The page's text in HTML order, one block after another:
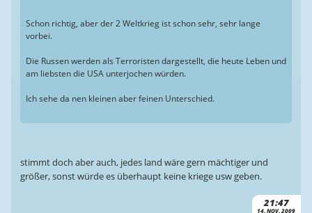
21:47
14. NOV. 2009
Schon richtig, aber der 2 Weltkrieg ist schon sehr, sehr lange
vorbei.
Die Russen werden als Terroristen dargestellt, die heute Leben und
am liebsten die USA unterjochen würden.
Ich sehe da nen kleinen aber feinen Unterschied.
stimmt doch aber auch, jedes land wäre gern mächtiger und
größer, sonst würde es überhaupt keine kriege usw geben.